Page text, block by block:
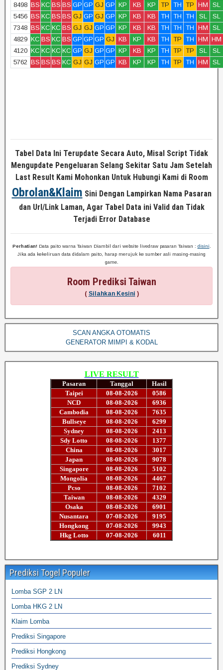
8498 BS KC BS BS GP GP GJ GP KP KB KP TP TH TP HM
SL
5456 BS KC BS BS GJ GP GJ GP KP KB KB TH TH TH SL
SL
7348 BS KC KC BS GJ GJ GP GP KP KB KB TH TH TH HM
SL
4829 KC BS KC BS GP GP GP GJ KB KP KB TH TP TH HM HM
4120 KC KC KC KC GP GJ GP GP KP KB KP TH TP TP SL
SL
5762 BS BS BS KC GJ GJ GP GP KB KP KP TH TP TH HM SL
Tabel Data Ini Terupdate Secara Auto, Misal Script Tidak
Mengupdate Pengeluaran Selang Sekitar Satu Jam Setelah
Last Result Kami Mohonkan Untuk Hubungi Kami di Room
Obrolan&Klaim Sini Dengan Lampirkan Nama Pasaran
dan Url/Link Laman, Agar Tabel Data ini Valid dan Tidak
Terjadi Error Database
Perhatian! Data paito warna Taiwan Diambil dari website livedraw pasaran Taiwan : disini
Jika ada kekeliruan data didalam paito, harap merujuk ke sumber asli masing-masing
game.
Room Prediksi Taiwan
( Silahkan Kesini )
SCAN ANGKA OTOMATIS
GENERATOR MIMPI & KODAL
Prediksi Togel Populer
Lomba SGP 2 LN
Lomba HKG 2 LN
Klaim Lomba
Prediksi Singapore
Prediksi Hongkong
Prediksi Sydney